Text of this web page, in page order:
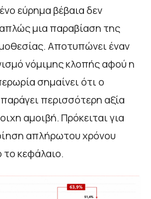
εύρημα βέβαια δεν
μια παραβίαση της
Αποτυπώνει έναν
νόμιμης κλοπής αφού η
σημαίνει ότι ο
περισσότερη αξία
αμοιβή. Πρόκειται για
απλήρωτου χρόνου
το κεφάλαιο.